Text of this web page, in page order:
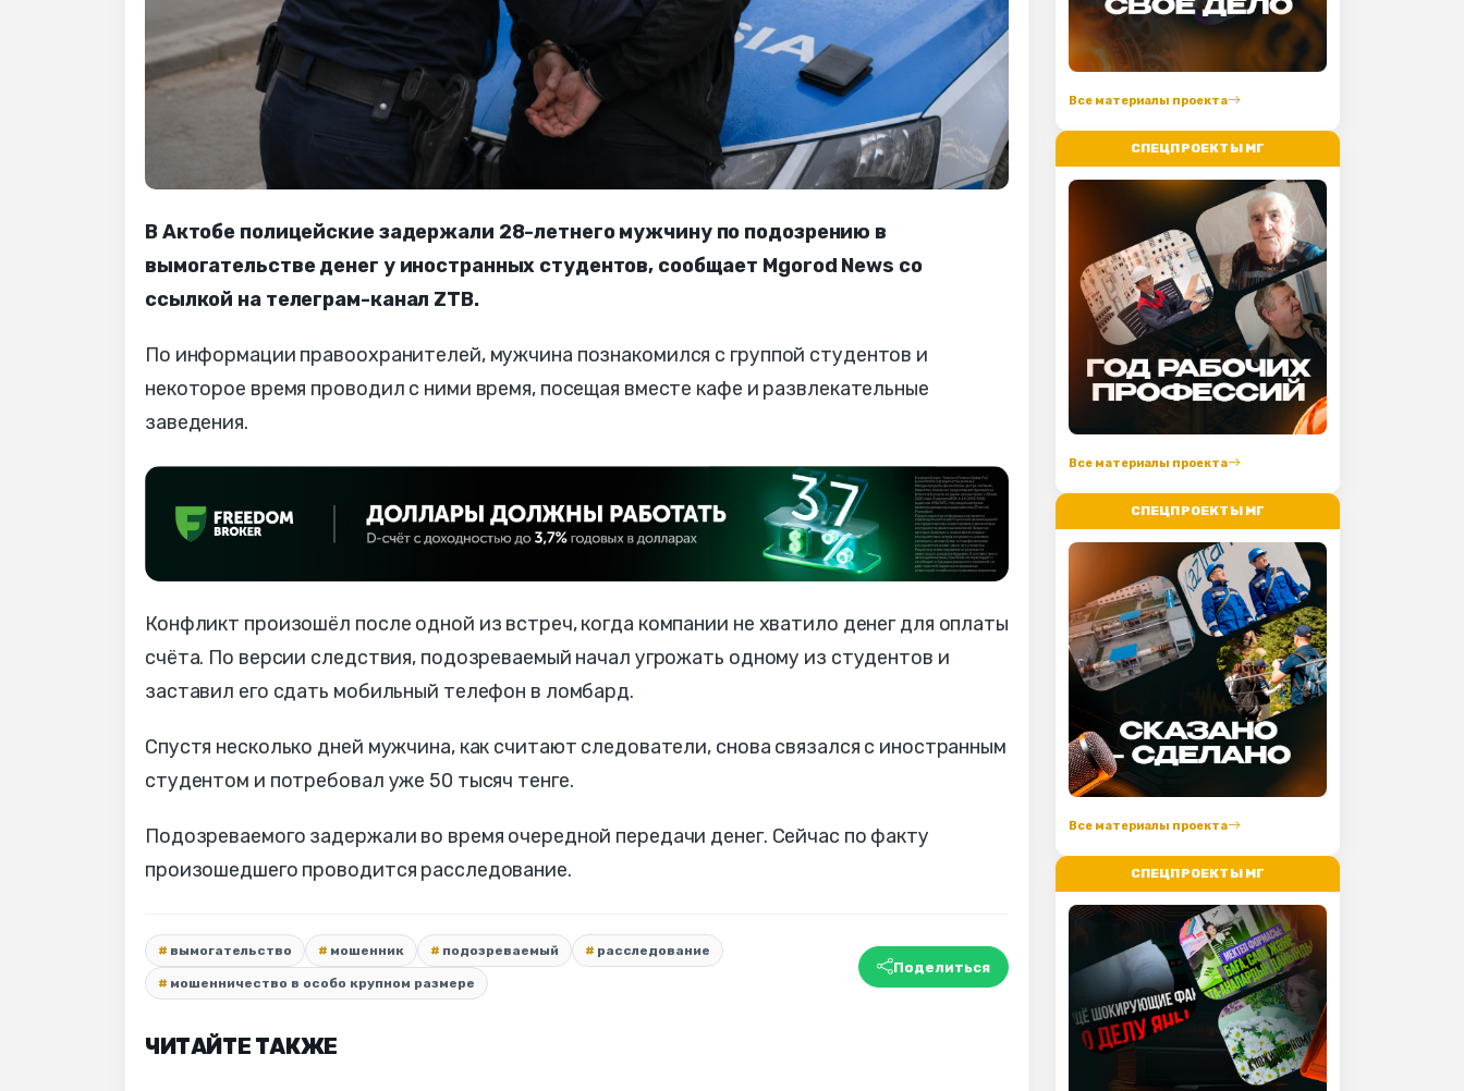
В Актобе полицейские задержали 28-летнего мужчину по подозрению в
вымогательстве денег у иностранных студентов, сообщает Mgorod News со
ссылкой на телеграм-канал ZTB.
По информации правоохранителей, мужчина познакомился с группой студентов и
некоторое время проводил с ними время, посещая вместе кафе и развлекательные
заведения.
Конфликт произошёл после одной из встреч, когда компании не хватило денег для оплаты
счёта. По версии следствия, подозреваемый начал угрожать одному из студентов и
заставил его сдать мобильный телефон в ломбард.
Спустя несколько дней мужчина, как считают следователи, снова связался с иностранным
студентом и потребовал уже 50 тысяч тенге.
Подозреваемого задержали во время очередной передачи денег. Сейчас по факту
произошедшего проводится расследование.
вымогательство мошенник подозреваемый расследование
мошенничество в особо крупном размере
Поделиться
ЧИТАЙТЕ ТАКЖЕ
Все материалы проекта
СПЕЦПРОЕКТЫ МГ
Все материалы проекта
СПЕЦПРОЕКТЫ МГ
Все материалы проекта
СПЕЦПРОЕКТЫ МГ